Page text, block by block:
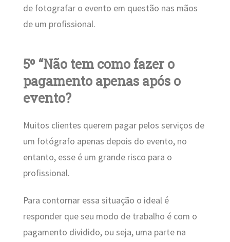
de fotografar o evento em questão nas mãos
de um profissional.
5º “Não tem como fazer o
pagamento apenas após o
evento?
Muitos clientes querem pagar pelos serviços de
um fotógrafo apenas depois do evento, no
entanto, esse é um grande risco para o
profissional.
Para contornar essa situação o ideal é
responder que seu modo de trabalho é com o
pagamento dividido, ou seja, uma parte na